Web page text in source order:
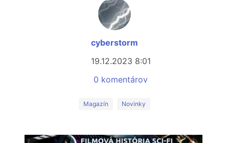
cyberstorm
19.12.2023 8:01
0 komentárov
Magazín Novinky